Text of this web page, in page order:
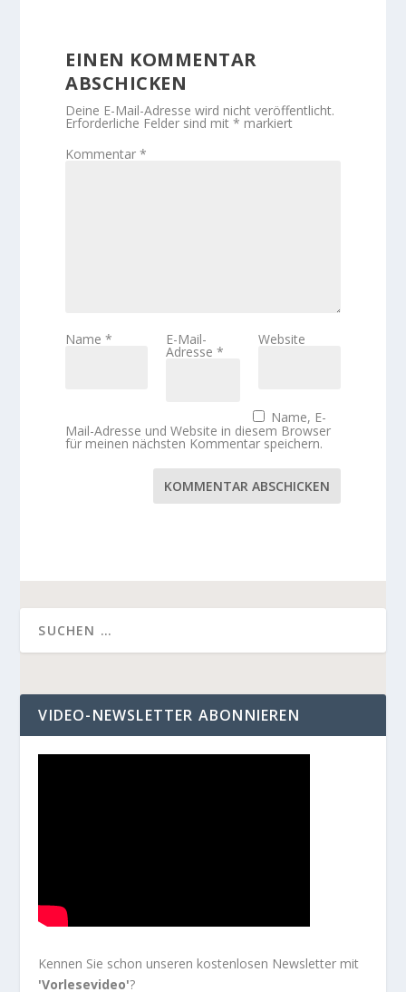
EINEN KOMMENTAR
ABSCHICKEN
Deine E-Mail-Adresse wird nicht veröffentlicht.
Erforderliche Felder sind mit* markiert
Kommentar*
Name* E-Mail-
Adresse*
Website
Name, E-
Mail-Adresse und Website in diesem Browser
für meinen nächsten Kommentar speichern.
KOMMENTAR ABSCHICKEN
VIDEO-NEWSLETTER ABONNIEREN
Kennen Sie schon unseren kostenlosen Newsletter mit
'Vorlesevideo'?